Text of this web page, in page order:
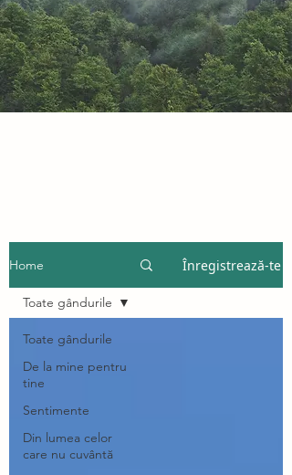
Home Înregistrează-te
Toate gândurile
De la mine pentru
tine
Sentimente
Din lumea celor
care nu cuvântă
Toate gândurile